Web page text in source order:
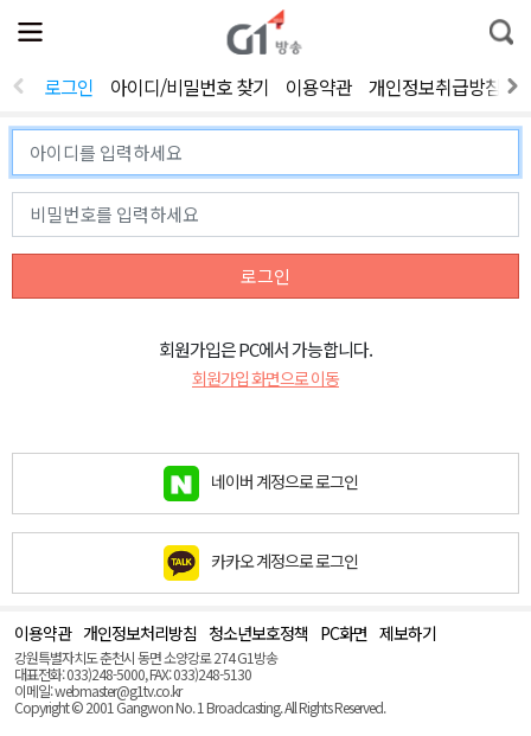
전
체
뉴
열
통
합
색
로그인 아이디/비밀번호 찾기 이용약관 개인정보취급방침
로그인
회원가입은 PC에서 가능합니다.
회원가입 화면으로 이동
네이버 계정으로 로그인
카카오 계정으로 로그인
이용약관 개인정보처리방침 청소년보호정책 PC화면 제보하기
강원특별자치도 춘천시 동면 소양강로 274 G1방송
대표전화: 033)248-5000, FAX: 033)248-5130
이메일: webmaster@g1tv.co.kr
Copyright © 2001 Gangwon No. 1 Broadcasting. All Rights Reserved.